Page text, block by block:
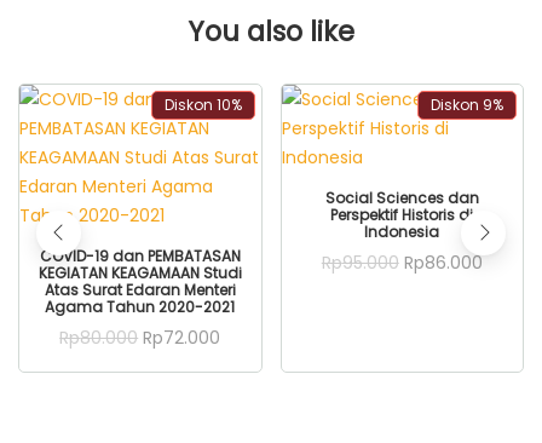
You also like
Diskon 10%
ADD TO CART
COVID-19 dan PEMBATASAN
KEGIATAN KEAGAMAAN Studi
Atas Surat Edaran Menteri
Agama Tahun 2020-2021
Rp80.000 Original
price
was:
Rp72.000
is:
Diskon 9%
ADD TO CART
Social Sciences dan
Perspektif Historis di
Indonesia
Rp95.000 Original
price
Rp86.000